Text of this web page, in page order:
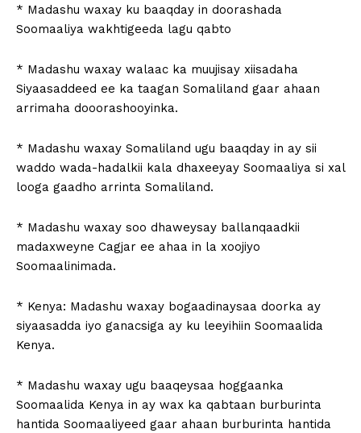
* Madashu waxay ku baaqday in doorashada
Soomaaliya wakhtigeeda lagu qabto
* Madashu waxay walaac ka muujisay xiisadaha
Siyaasaddeed ee ka taagan Somaliland gaar ahaan
arrimaha dooorashooyinka.
* Madashu waxay Somaliland ugu baaqday in ay sii
waddo wada-hadalkii kala dhaxeeyay Soomaaliya si xal
looga gaadho arrinta Somaliland.
* Madashu waxay soo dhaweysay ballanqaadkii
madaxweyne Cagjar ee ahaa in la xoojiyo
Soomaalinimada.
* Kenya: Madashu waxay bogaadinaysaa doorka ay
siyaasadda iyo ganacsiga ay ku leeyihiin Soomaalida
Kenya.
* Madashu waxay ugu baaqeysaa hoggaanka
Soomaalida Kenya in ay wax ka qabtaan burburinta
hantida Soomaaliyeed gaar ahaan burburinta hantida